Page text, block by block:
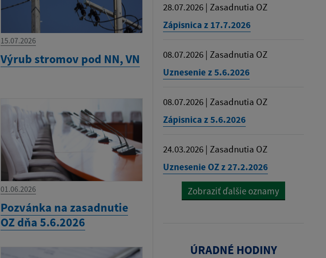
15.07.2026
Výrub stromov pod NN, VN
01.06.2026
Pozvánka na zasadnutie
OZ dňa 5.6.2026
28.07.2026 | Zasadnutia OZ
Zápisnica z 17.7.2026
08.07.2026 | Zasadnutia OZ
Uznesenie z 5.6.2026
08.07.2026 | Zasadnutia OZ
Zápisnica z 5.6.2026
24.03.2026 | Zasadnutia OZ
Uznesenie OZ z 27.2.2026
Zobraziť ďalšie oznamy
ÚRADNÉ HODINY